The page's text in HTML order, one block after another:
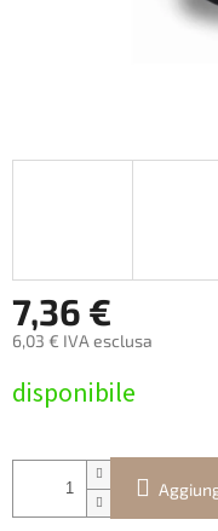
7,36 €
6,03 € IVA esclusa
della
disponibile